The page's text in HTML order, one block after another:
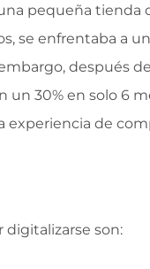
pequeña tienda
se enfrentaba a
después
30% en solo 6
experiencia de
son: